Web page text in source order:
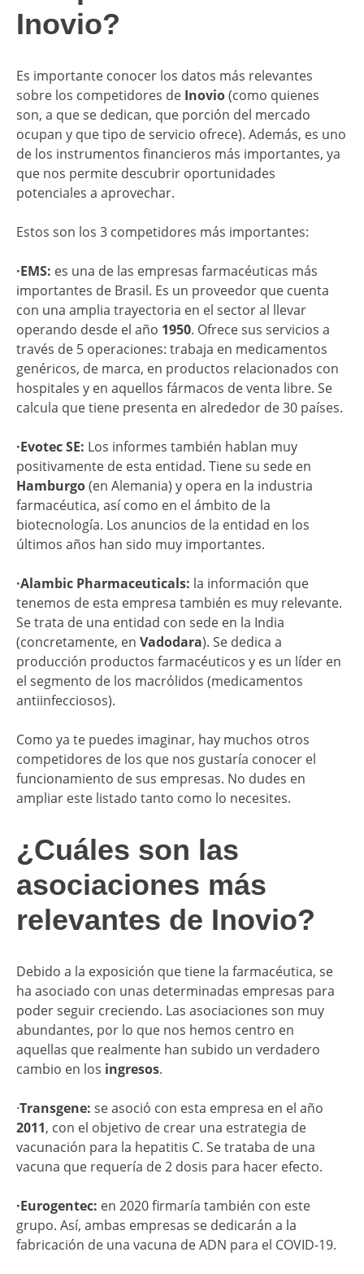
Inovio?
Es importante conocer los datos más relevantes
sobre los competidores de Inovio(como quienes
son, a que se dedican, que porción del mercado
ocupan y que tipo de servicio ofrece). Además, es uno
de los instrumentos financieros más importantes, ya
que nos permite descubrir oportunidades
potenciales a aprovechar.
Estos son los 3 competidores más importantes:
·EMS: es una de las empresas farmacéuticas más
importantes de Brasil. Es un proveedor que cuenta
con una amplia trayectoria en el sector al llevar
operando desde el año 1950. Ofrece sus servicios a
través de 5 operaciones: trabaja en medicamentos
genéricos, de marca, en productos relacionados con
hospitales y en aquellos fármacos de venta libre. Se
calcula que tiene presenta en alrededor de 30 países.
·Evotec SE: Los informes también hablan muy
positivamente de esta entidad. Tiene su sede en
Hamburgo(en Alemania) y opera en la industria
farmacéutica, así como en el ámbito de la
biotecnología. Los anuncios de la entidad en los
últimos años han sido muy importantes.
·Alambic Pharmaceuticals: la información que
tenemos de esta empresa también es muy relevante.
Se trata de una entidad con sede en la India
(concretamente, en Vadodara). Se dedica a
producción productos farmacéuticos y es un líder en
el segmento de los macrólidos (medicamentos
antiinfecciosos).
Como ya te puedes imaginar, hay muchos otros
competidores de los que nos gustaría conocer el
funcionamiento de sus empresas. No dudes en
ampliar este listado tanto como lo necesites.
¿Cuáles son las
asociaciones más
relevantes de Inovio?
Debido a la exposición que tiene la farmacéutica, se
ha asociado con unas determinadas empresas para
poder seguir creciendo. Las asociaciones son muy
abundantes, por lo que nos hemos centro en
aquellas que realmente han subido un verdadero
cambio en los ingresos.
·Transgene: se asoció con esta empresa en el año
2011, con el objetivo de crear una estrategia de
vacunación para la hepatitis C. Se trataba de una
vacuna que requería de 2 dosis para hacer efecto.
·Eurogentec: en 2020 firmaría también con este
grupo. Así, ambas empresas se dedicarán a la
fabricación de una vacuna de ADN para el COVID-19.